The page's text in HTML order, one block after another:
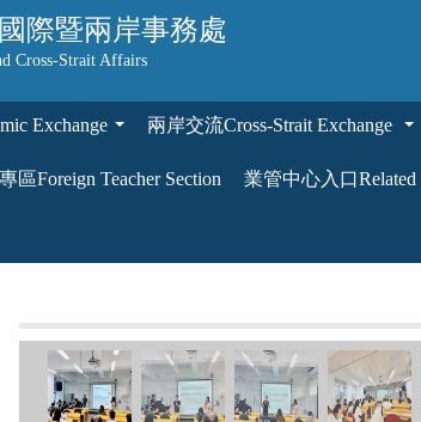
國際暨兩岸事務處
Cross-Strait Affairs
Exchange 兩岸交流Cross-Strait Exchange
區Foreign Teacher Section 業管中心入口Related